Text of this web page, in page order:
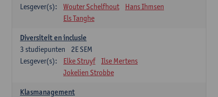
Lesgever(s):
Wouter Schelfhout
Hans Ihmsen
Els Tanghe
Diversiteit en inclusie
2E SEM
3 studiepunten
Lesgever(s):
Elke Struyf
Ilse Mertens
Jokelien Strobbe
Klasmanagement